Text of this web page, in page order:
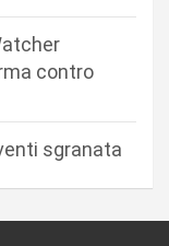
contro
sgranata